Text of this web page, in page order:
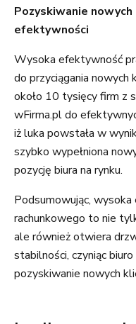
Pozyskiwanie
efektywności
Wysoka efektywność
do przyciągania nowych
około 10 tysięcy firm z
wFirma.pl do
iż luka powstała w
szybko wypełniona
pozycję biura na rynku.
Podsumowując,
rachunkowego to nie
ale również otwiera
stabilności, czyniąc
pozyskiwanie nowych